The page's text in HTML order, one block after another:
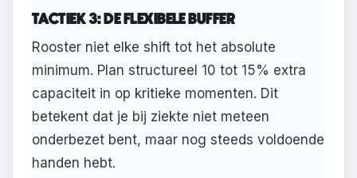
TACTIEK 3: DE FLEXIBELE BUFFER
Rooster niet elke shift tot het absolute
minimum. Plan structureel 10 tot 15% extra
capaciteit in op kritieke momenten. Dit
betekent dat je bij ziekte niet meteen
onderbezet bent, maar nog steeds voldoende
handen hebt.